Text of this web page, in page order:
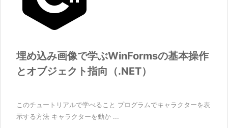
埋め込み画像で学ぶWinFormsの基本操作
とオブジェクト指向（.NET）
このチュートリアルで学べること プログラムでキャラクターを表
示する方法 キャラクターを動か ...